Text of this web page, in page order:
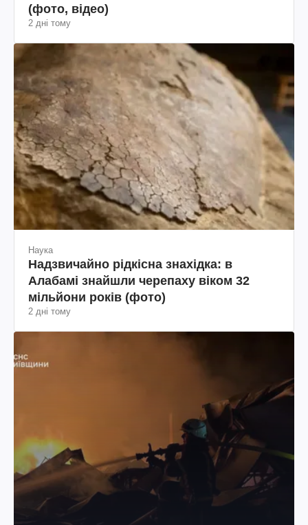
(фото, відео)
2 дні тому
Наука
Надзвичайно рідкісна знахідка: в
Алабамі знайшли черепаху віком 32
мільйони років (фото)
2 дні тому